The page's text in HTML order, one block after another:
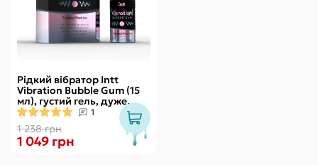
Рідкий вібратор Intt
Vibration Bubble Gum (15
мл), густий гель, дуже
смачний, діє до 30 хвилин
1
1 238 грн
1 049 грн